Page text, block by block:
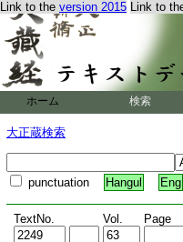
Link to the version 2015 Link to
ホーム 検索
大正蔵検索
punctuation Hangul Eng
TextNo. Vol. Page